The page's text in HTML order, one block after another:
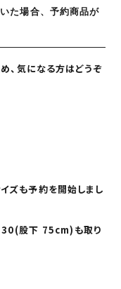
た場合、予約商品が
、気になる方はどうぞ
ズも予約を開始しまし
30(股下 75cm) も取り